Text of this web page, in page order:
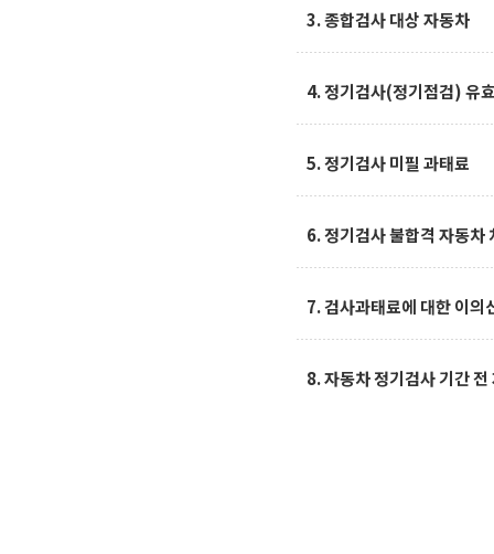
3. 종합검사 대상 자동차
4. 정기검사(정기점검) 유
5. 정기검사 미필 과태료
6. 정기검사 불합격 자동차
7. 검사과태료에 대한 이의
8. 자동차 정기검사 기간